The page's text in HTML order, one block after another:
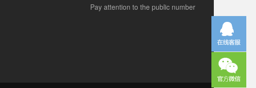
Pay attention to the public number